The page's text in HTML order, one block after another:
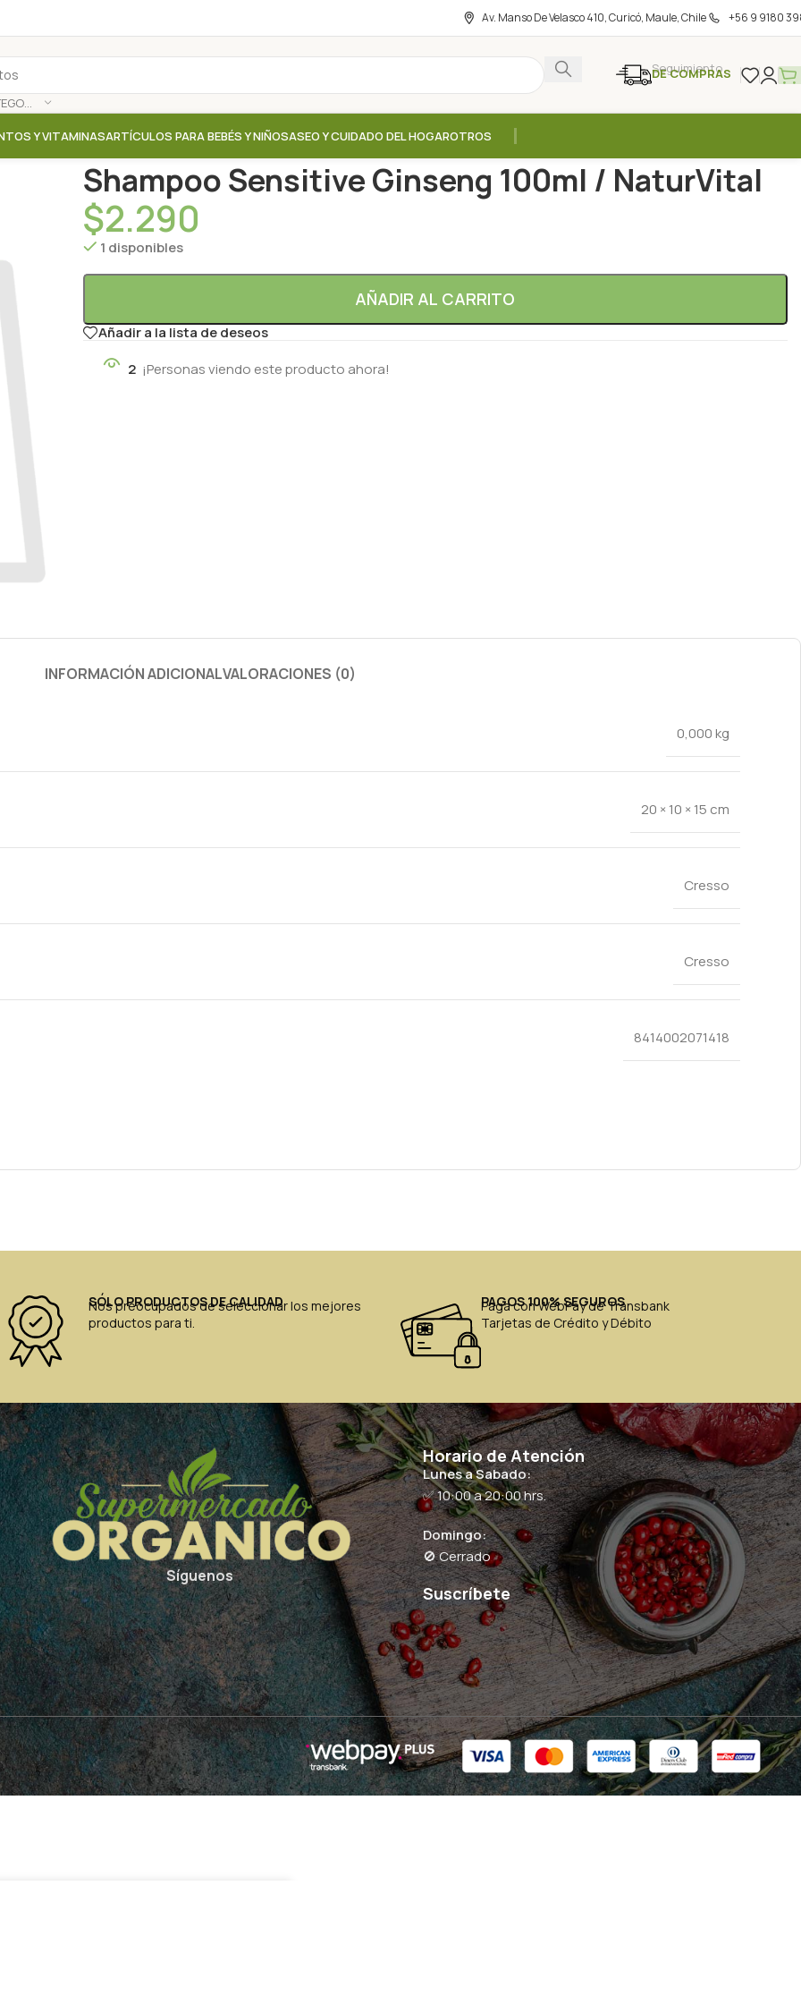
Av. Manso De Velasco 410, Curicó, Maule, Chile +56 9 9180
SELECCIONAR CATEGORÍA
Seguimiento
DE COMPRAS
Y VITAMINASARTÍCULOS PARA BEBÉS Y NIÑOSASEO Y CUIDADO DEL HOGAROTROS
Shampoo Sensitive Ginseng 100ml / NaturVital
$2.290
1 disponibles
AÑADIR AL CARRITO
Añadir a la lista de deseos
2 ¡Personas viendo este producto ahora!
INFORMACIÓN ADICIONALVALORACIONES (0)
0,000 kg
20 × 10 × 15 cm
Cresso
Cresso
8414002071418
SÓLO PRODUCTOS DE CALIDAD
Nos preocupados de seleccionar los mejores
productos para ti.
PAGOS 100% SEGUROS
Paga con WebPay de Transbank
Tarjetas de Crédito y Débito
Síguenos
Horario de Atención
Lunes a Sabado:
✅ 10:00 a 20:00 hrs.
Domingo:
🚫 Cerrado
Suscríbete